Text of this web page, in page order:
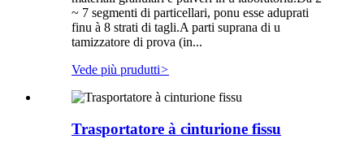
~ 7 segmenti di particellari, ponu esse aduprati
finu à 8 strati di tagli.A parti suprana di u
tamizzatore di prova (in...
Vede più prudutti>
Trasportatore à cinturione fissu